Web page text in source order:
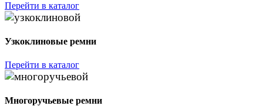
Перейти в каталог
Узкоклиновые ремни
Перейти в каталог
Многоручьевые ремни